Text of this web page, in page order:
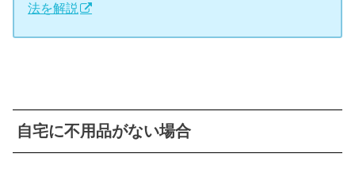
法を解説
自宅に不用品がない場合